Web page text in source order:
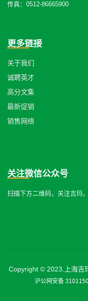
传真：0512-86665900
更多链接
关于我们
诚聘英才
高分文集
最新促销
销售网络
关注微信公众号
扫描下方二维码，关注吉玛
Copyright © 2023.上海吉
沪公网安备